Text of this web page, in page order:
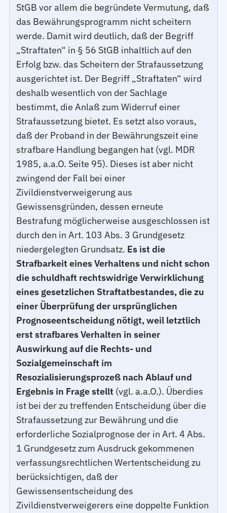
StGB vor allem die begründete Vermutung, daß
das Bewährungsprogramm nicht scheitern
werde. Damit wird deutlich, daß der Begriff
„Straftaten“ in § 56 StGB inhaltlich auf den
Erfolg bzw. das Scheitern der Strafaussetzung
ausgerichtet ist. Der Begriff „Straftaten“ wird
deshalb wesentlich von der Sachlage
bestimmt, die Anlaß zum Widerruf einer
Strafaussetzung bietet. Es setzt also voraus,
daß der Proband in der Bewährungszeit eine
strafbare Handlung begangen hat (vgl. MDR
1985, a.a.O. Seite 95). Dieses ist aber nicht
zwingend der Fall bei einer
Zivildienstverweigerung aus
Gewissensgründen, dessen erneute
Bestrafung möglicherweise ausgeschlossen ist
durch den in Art. 103 Abs. 3 Grundgesetz
niedergelegten Grundsatz. Es ist die
Strafbarkeit eines Verhaltens und nicht schon
die schuldhaft rechtswidrige Verwirklichung
eines gesetzlichen Straftatbestandes, die zu
einer Überprüfung der ursprünglichen
Prognoseentscheidung nötigt, weil letztlich
erst strafbares Verhalten in seiner
Auswirkung auf die Rechts- und
Sozialgemeinschaft im
Resozialisierungsprozeß nach Ablauf und
Ergebnis in Frage stellt (vgl. a.a.O.). Überdies
ist bei der zu treffenden Entscheidung über die
Strafaussetzung zur Bewährung und die
erforderliche Sozialprognose der in Art. 4 Abs.
1 Grundgesetz zum Ausdruck gekommenen
verfassungsrechtlichen Wertentscheidung zu
berücksichtigen, daß der
Gewissensentscheidung des
Zivildienstverweigerers eine doppelte Funktion